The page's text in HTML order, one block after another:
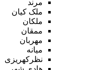
مرند
ملک کیان
ملکان
ممقان
مهربان
میانه
نظرکهریزی